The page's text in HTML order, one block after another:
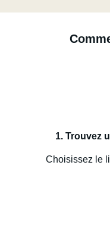
1. Trouvez
Choisissez le